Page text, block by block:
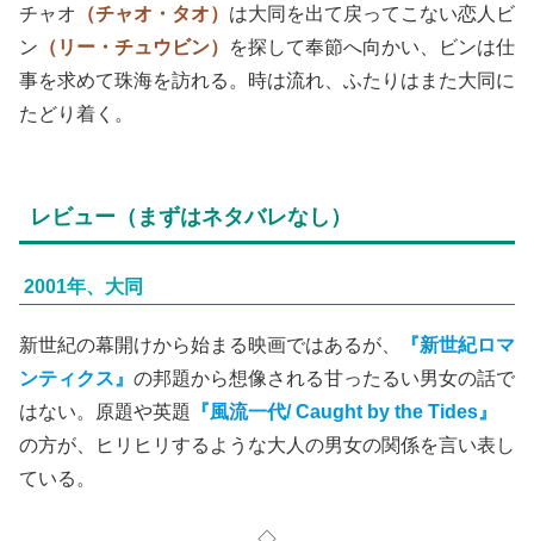
チャオ （チャオ・タオ） は大同を出て戻ってこない恋人ビ
ン （リー・チュウビン）
を探して奉節へ向かい、ビンは仕
事を求めて珠海を訪れる。時は流れ、ふたりはまた大同に
たどり着く。